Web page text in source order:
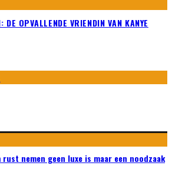
DE OPVALLENDE VRIENDIN VAN KANYE
rust nemen geen luxe is maar een noodzaak